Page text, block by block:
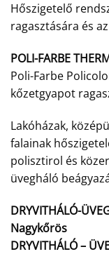
Hőszigetelő
ragasztására és
POLI-FARBE
Poli-Farbe
kőzetgyapot
Lakóházak,
falainak
polisztirol és
üvegháló
DRYVITHÁLÓ-
Nagykőrös
DRYVITHÁLÓ –